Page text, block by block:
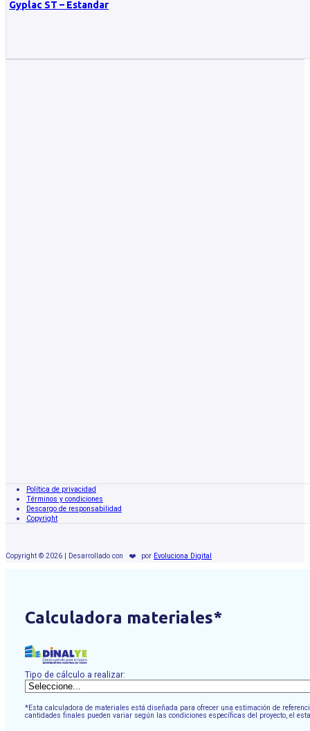
Gyplac ST – Estandar
Política de privacidad
Términos y condiciones
Descargo de responsabilidad
Copyright
Copyright © 2026 | Desarrollado con ❤️ por Evoluciona Digital
Calculadora materiales*
Tipo de cálculo a realizar:
*Esta calculadora de materiales está diseñada para ofrecer una estimación de
cantidades finales pueden variar según las condiciones específicas del proyecto, el